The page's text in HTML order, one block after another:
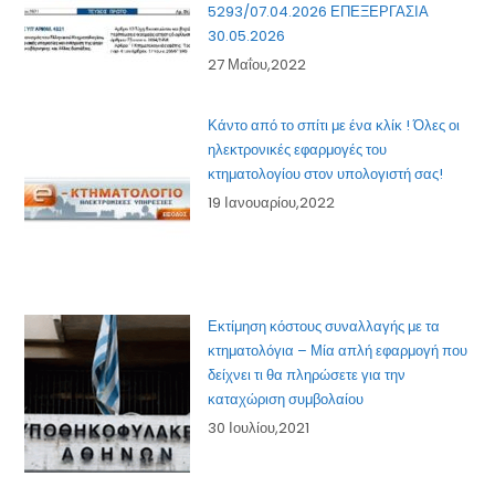
5293/07.04.2026 ΕΠΕΞΕΡΓΑΣΙΑ
30.05.2026
27 Μαΐου,2022
Κάντο από το σπίτι με ένα κλίκ ! Όλες οι
ηλεκτρονικές εφαρμογές του
κτηματολογίου στον υπολογιστή σας!
19 Ιανουαρίου,2022
Εκτίμηση κόστους συναλλαγής με τα
κτηματολόγια – Μία απλή εφαρμογή που
δείχνει τι θα πληρώσετε για την
καταχώριση συμβολαίου
30 Ιουλίου,2021